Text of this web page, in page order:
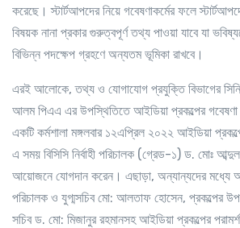
করেছে। স্টার্টআপদের নিয়ে গবেষণাকর্মের ফলে
বিষয়ক নানা প্রকার গুরুত্বপূর্ণ তথ্য পাওয়া যাবে যা
বিভিন্ন পদক্ষেপ গ্রহণে অন্যতম ভূমিকা রাখবে।
এরই আলোকে, তথ্য ও যোগাযোগ প্রযুক্তি বিভাগের
আলম পিএএ এর উপস্থিতিতে আইডিয়া প্রকল্পের গবেষণা
একটি কর্মশালা মঙ্গলবার ১২এপ্রিল ২০২২ আইডিয়া
এ সময় বিসিসি নির্বাহী পরিচালক (গ্রেড-১) ড. মোঃ
আয়োজনে যোগদান করেন। এছাড়া, অন্যান্যদের মধ্যে
পরিচালক ও যুগ্মসচিব মো: আলতাফ হোসেন, প্রকল্পের
সচিব ড. মো: মিজানুর রহমানসহ আইডিয়া প্রকল্পের